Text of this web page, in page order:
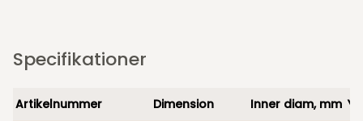
Specifikationer
Artikelnummer Dimension Inner diam, mm